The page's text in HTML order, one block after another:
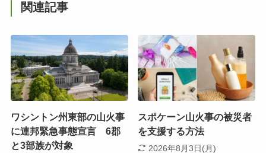
関連記事
ワシントン州東部の山火事
に連邦緊急事態宣言 6郡
と3部族が対象
スポケーン山火事の被災者
を支援する方法
2026年8月3日(月)